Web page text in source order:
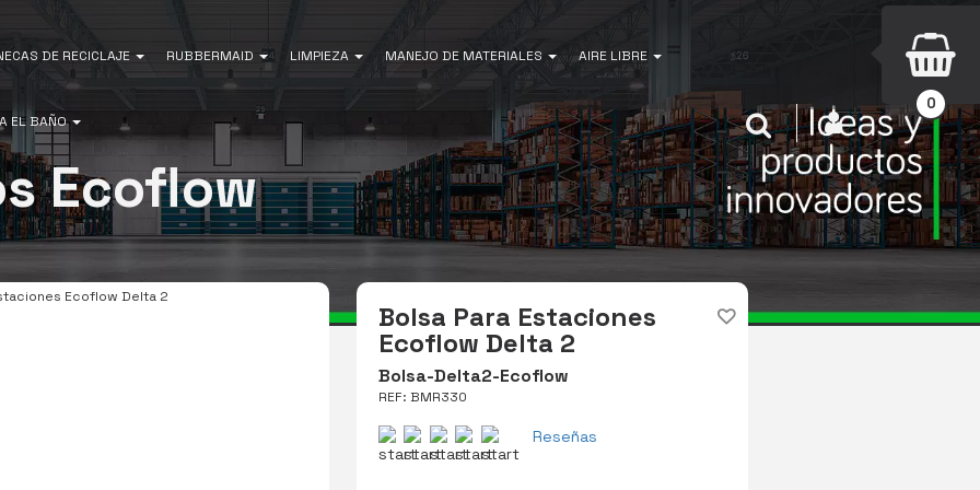
DE RECICLAJE RUBBERMAID LIMPIEZA MANEJO DE MATERIALES AIRE LIBRE
EL BAÑO INICIAR SESIÓN
Buscar
0
Ecoflow
Ecoflow Delta 2
Bolsa Para Estaciones
Ecoflow Delta 2
Bolsa-Delta2-Ecoflow
REF: BMR330
Reseñas